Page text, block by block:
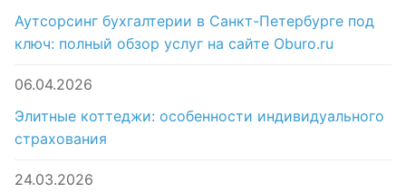
Аутсорсинг бухгалтерии в Санкт-Петербурге под
ключ: полный обзор услуг на сайте Oburo.ru
06.04.2026
Элитные коттеджи: особенности индивидуального
страхования
24.03.2026